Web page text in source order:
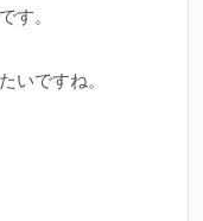
す。
いですね。